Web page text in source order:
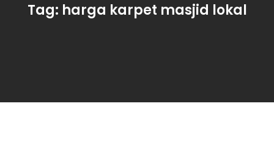
Tag: harga karpet masjid lokal